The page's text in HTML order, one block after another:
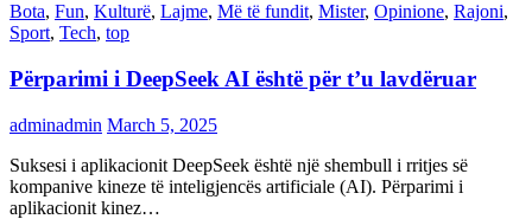
Bota, Fun, Kulturë, Lajme, Më të fundit, Mister, Opinione, Rajoni,
Sport, Tech, top
Përparimi i DeepSeek AI është për t’u lavdëruar
adminadmin March 5, 2025
Suksesi i aplikacionit DeepSeek është një shembull i rritjes së
kompanive kineze të inteligjencës artificiale (AI). Përparimi i
aplikacionit kinez…